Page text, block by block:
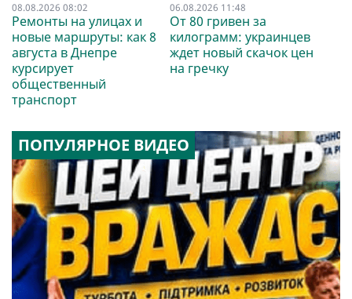
08.08.2026 08:02
Ремонты на улицах и
новые маршруты: как 8
августа в Днепре
курсирует
общественный
транспорт
06.08.2026 11:48
От 80 гривен за
килограмм: украинцев
ждет новый скачок цен
на гречку
ПОПУЛЯРНОЕ ВИДЕО